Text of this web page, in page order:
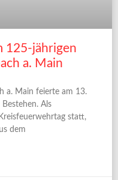
125-jährigen
a. Main
a. Main feierte am 13.
Als
statt,
dem